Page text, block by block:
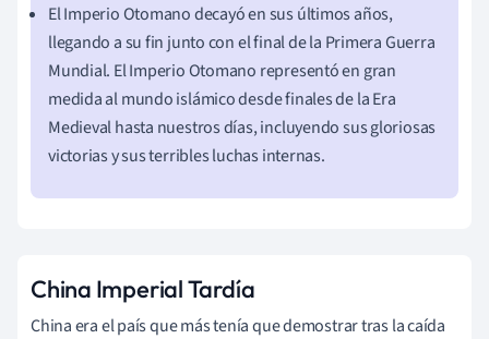
El Imperio Otomano decayó en sus últimos años,
llegando a su fin junto con el final de la Primera Guerra
Mundial. El Imperio Otomano representó en gran
medida al mundo islámico desde finales de la Era
Medieval hasta nuestros días, incluyendo sus gloriosas
victorias y sus terribles luchas internas.
China Imperial Tardía
China era el país que más tenía que demostrar tras la caída